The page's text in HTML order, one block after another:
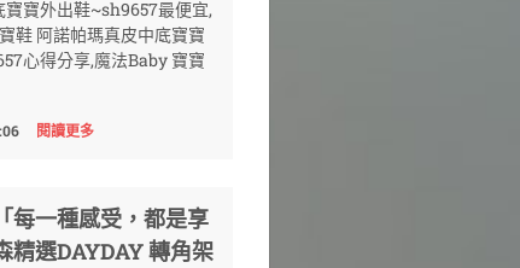
寶寶外出鞋~sh9657最便宜,
鞋 阿諾帕瑪真皮中底寶寶
心得分享,魔法Baby 寶寶
閱讀更多
每一種感受，都是享
精選DAYDAY 轉角架